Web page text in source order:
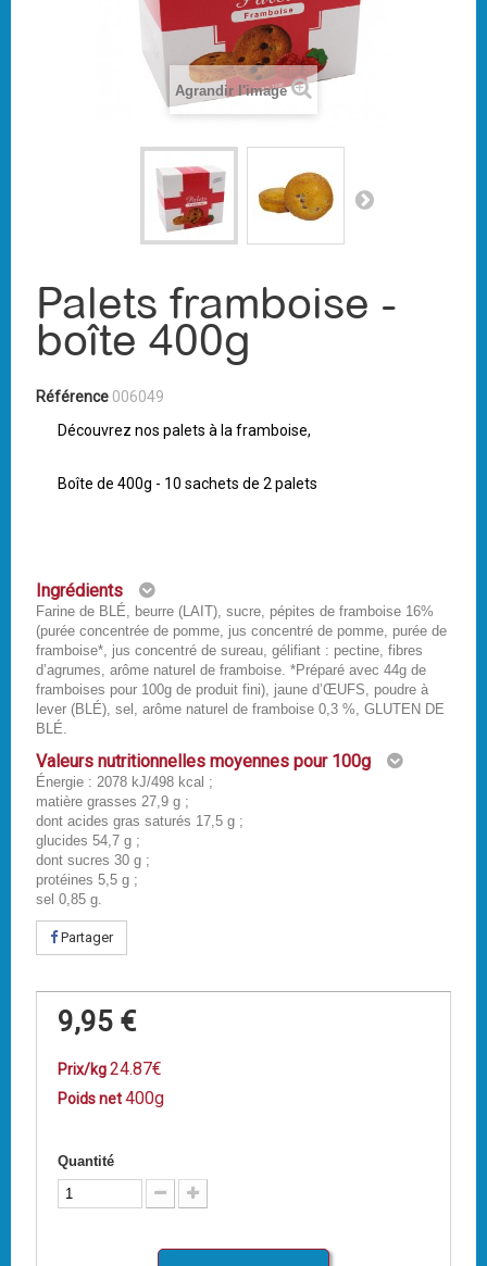
Agrandir l'image
Palets framboise -
boîte 400g
Référence 006049
Découvrez nos palets à la framboise,
Boîte de 400g - 10 sachets de 2 palets
Ingrédients
Farine de BLÉ, beurre (LAIT), sucre, pépites de framboise 16%
(purée concentrée de pomme, jus concentré de pomme, purée de
framboise*, jus concentré de sureau, gélifiant : pectine, fibres
d’agrumes, arôme naturel de framboise. *Préparé avec 44g de
framboises pour 100g de produit fini), jaune d’ŒUFS, poudre à
lever (BLÉ), sel, arôme naturel de framboise 0,3 %, GLUTEN DE
BLÉ.
Valeurs nutritionnelles moyennes pour 100g
Énergie : 2078 kJ/498 kcal ;
matière grasses 27,9 g ;
dont acides gras saturés 17,5 g ;
glucides 54,7 g ;
dont sucres 30 g ;
protéines 5,5 g ;
sel 0,85 g.
Partager
9,95 €
Prix/kg24.87€
Poids net400g
Quantité